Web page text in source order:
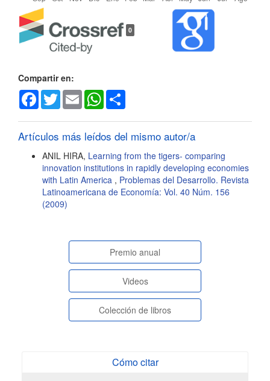
Detalles
del
artículo
0
Compartir en:
Facebook
Twitter Email WhatsApp
Artículos más leídos del mismo autor/a
ANIL HIRA, Learning from the tigers- comparing
innovation institutions in rapidly developing economies
with Latin America , Problemas del Desarrollo. Revista
Latinoamericana de Economía: Vol. 40 Núm. 156
(2009)
paginasespeciales
Premio anual
Videos
Colección de libros
Cómo citar